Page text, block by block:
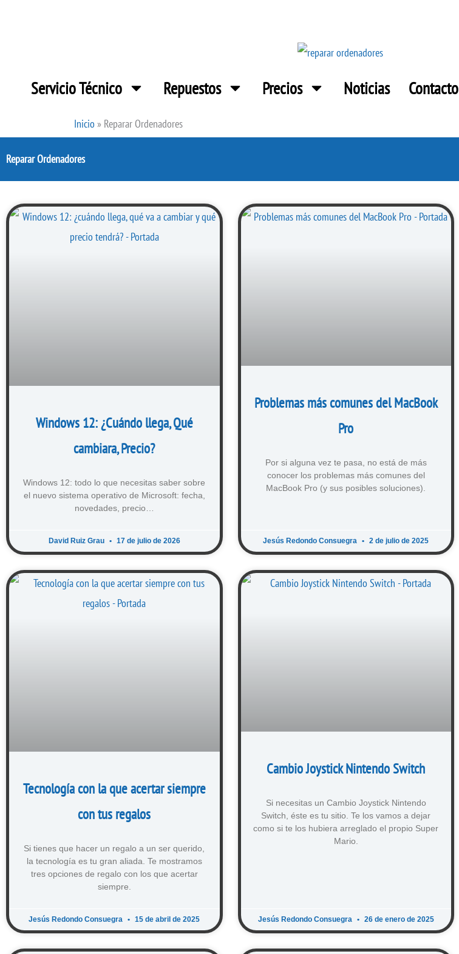
Servicio Técnico Repuestos Precios Noticias Contacto
Inicio » Reparar Ordenadores
Reparar Ordenadores
Windows 12: ¿Cuándo llega, Qué
cambiara, Precio?
Windows 12: todo lo que necesitas saber sobre
el nuevo sistema operativo de Microsoft: fecha,
novedades, precio…
David Ruiz Grau 17 de julio de 2026
Problemas más comunes del MacBook
Pro
Por si alguna vez te pasa, no está de más
conocer los problemas más comunes del
MacBook Pro (y sus posibles soluciones).
Jesús Redondo Consuegra 2 de julio de 2025
Tecnología con la que acertar siempre
con tus regalos
Si tienes que hacer un regalo a un ser querido,
la tecnología es tu gran aliada. Te mostramos
tres opciones de regalo con los que acertar
siempre.
Jesús Redondo Consuegra 15 de abril de 2025
Cambio Joystick Nintendo Switch
Si necesitas un Cambio Joystick Nintendo
Switch, éste es tu sitio. Te los vamos a dejar
como si te los hubiera arreglado el propio Super
Mario.
Jesús Redondo Consuegra 26 de enero de 2025